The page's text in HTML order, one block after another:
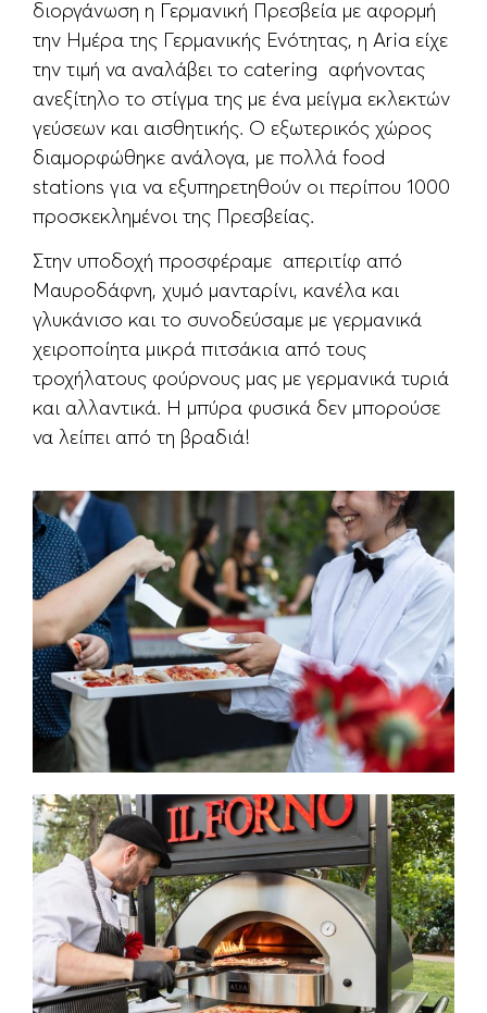
διοργάνωση η Γερμανική Πρεσβεία με αφορμή
την Ημέρα της Γερμανικής Ενότητας, η Aria είχε
την τιμή να αναλάβει το catering αφήνοντας
ανεξίτηλο το στίγμα της με ένα μείγμα εκλεκτών
γεύσεων και αισθητικής. Ο εξωτερικός χώρος
διαμορφώθηκε ανάλογα, με πολλά food
stations για να εξυπηρετηθούν οι περίπου 1000
προσκεκλημένοι της Πρεσβείας.
Στην υποδοχή προσφέραμε απεριτίφ από
Μαυροδάφνη, χυμό μανταρίνι, κανέλα και
γλυκάνισο και το συνοδεύσαμε με γερμανικά
χειροποίητα μικρά πιτσάκια από τους
τροχήλατους φούρνους μας με γερμανικά τυριά
και αλλαντικά. Η μπύρα φυσικά δεν μπορούσε
να λείπει από τη βραδιά!